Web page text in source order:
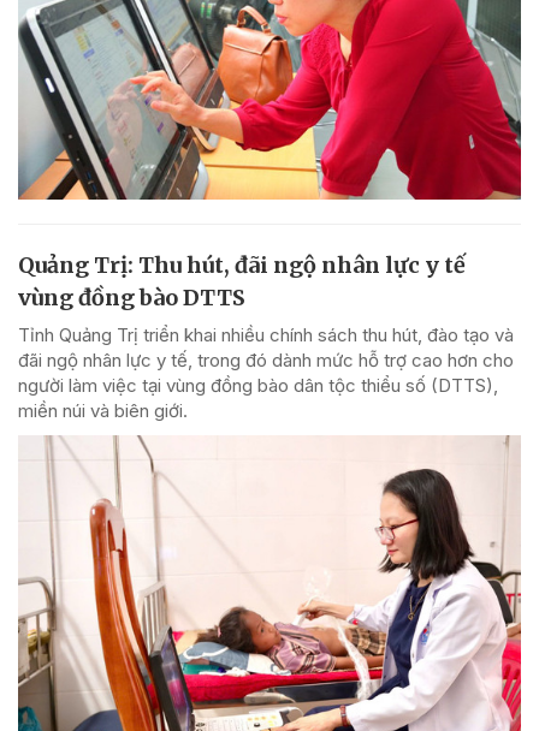
Quảng Trị: Thu hút, đãi ngộ nhân lực y tế
vùng đồng bào DTTS
Tỉnh Quảng Trị triển khai nhiều chính sách thu hút, đào tạo và
đãi ngộ nhân lực y tế, trong đó dành mức hỗ trợ cao hơn cho
người làm việc tại vùng đồng bào dân tộc thiểu số (DTTS),
miền núi và biên giới.